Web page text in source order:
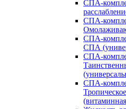
СПА-
СПА-
СПА-
СПА
СПА-
СПА-